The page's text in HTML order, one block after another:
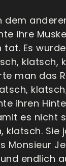
dem
ihre
tat. Es
klatsch,
man das
ihren
es nicht
klatsch. Sie
Monsieur
endlich